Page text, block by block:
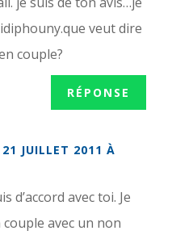
veut dire
couple?
RÉPONSE
21 JUILLET 2011 À
d’accord avec toi. Je
avec un non